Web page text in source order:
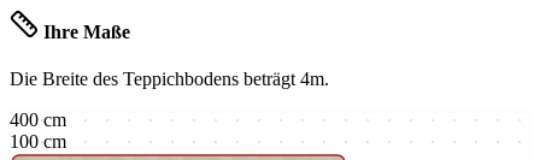
Ihre Maße
Die Breite des Teppichbodens beträgt4m.
400cm
100cm